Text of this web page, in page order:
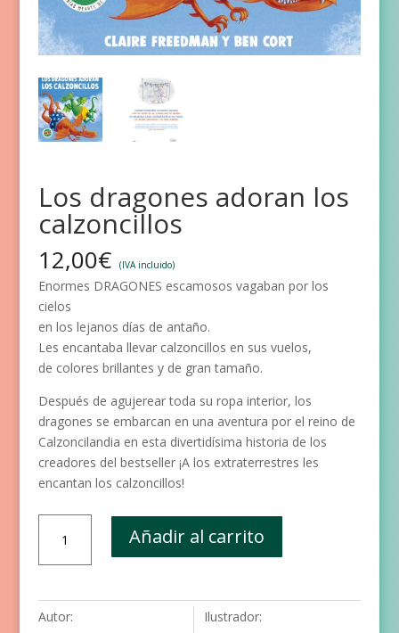
Los dragones adoran los
calzoncillos
12,00€ (IVA incluido)
Enormes DRAGONES escamosos vagaban por los
cielos
en los lejanos días de antaño.
Les encantaba llevar calzoncillos en sus vuelos,
de colores brillantes y de gran tamaño.
Después de agujerear toda su ropa interior, los
dragones se embarcan en una aventura por el reino de
Calzoncilandia en esta divertidísima historia de los
creadores del bestseller ¡A los extraterrestres les
encantan los calzoncillos!
dragones
adoran
calzoncillos
cantidad
Añadir al carrito
Autor:
Ilustrador: